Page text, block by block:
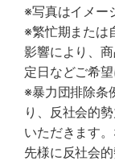
※写真はイメー
※繁忙期または
影響により、
定日などご希
※暴力団排除条
り、反社会的
いただきます
先様に反社会